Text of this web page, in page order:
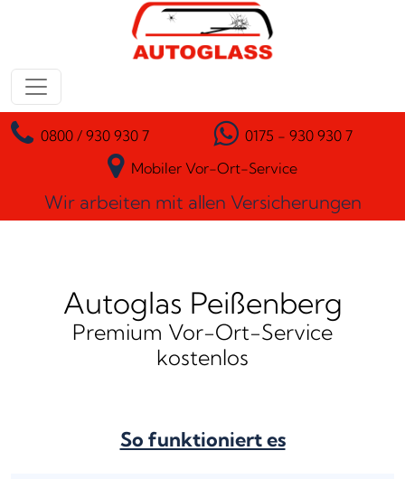
Zum Inhalt springen
Hauptnavigation
0800 / 930 930 7
0175 - 930 930 7
Mobiler Vor-Ort-Service
Wir arbeiten mit allen Versicherungen
Autoglas Peißenberg
Premium Vor-Ort-Service
kostenlos
So funktioniert es